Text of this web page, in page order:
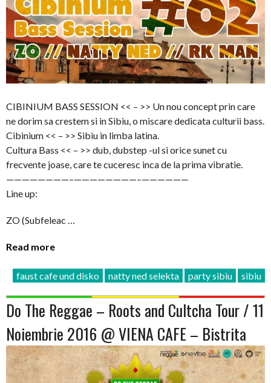
CIBINIUM BASS SESSION << – >> Un nou concept prin care
ne dorim sa crestem si in Sibiu, o miscare dedicata culturii bass.
Cibinium << – >> Sibiu in limba latina.
Cultura Bass << – >> dub, dubstep -ul si orice sunet cu
frecvente joase, care te cuceresc inca de la prima vibratie.
————————–————————–——————
Line up:
ZO (Subfeleac …
Read more
faust cafe und disko natty ned selekta party sibiu sibiu
Do The Reggae – Roots and Cultcha Tour / 11
Noiembrie 2016 @ VIENA CAFE – Bistrita